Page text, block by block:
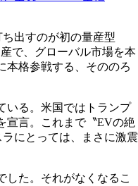
出すのが初の量産型
で、グローバル市場を本
本格参戦する、そののろ
いる。米国ではトランプ
宣言。これまで〝EVの絶
にとっては、まさに激震
した。それがなくなるこ